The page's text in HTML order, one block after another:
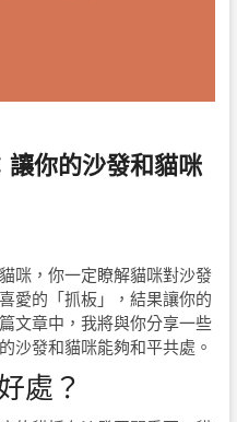
你的沙發和貓咪
咪，你一定瞭解貓咪對沙發
愛的「抓板」，結果讓你的
文章中，我將與你分享一些
沙發和貓咪能夠和平共處。
處？